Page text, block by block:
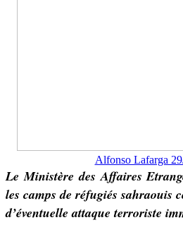
Alfonso Lafarga
Le Ministère des Affaires
les camps de réfugiés sahraouis
d’éventuelle attaque terroriste